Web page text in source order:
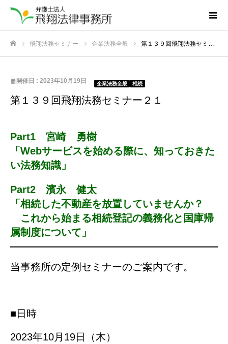
飛翔法務セミナー 企業法務全般 第１３９回飛翔法務セミナー２１
開催日 : 2023年10月19日 企業法務全般 相続
第１３９回飛翔法務セミナー２１
Part1 宮崎 勇樹
「Webサービスを始める際に、知っておきた
い法務知識」
Part2 濱永 健太
「相続した不動産を放置していませんか？
これから始まる相続登記の義務化と国庫帰
属制度について」
当事務所の定例セミナーのご案内です。
■日時
2023年10月19日（木）